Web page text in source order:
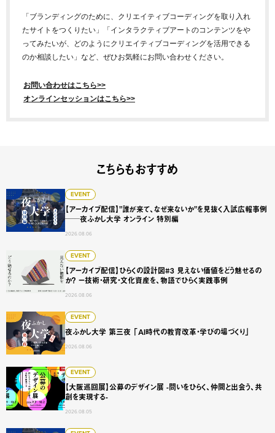
「ブランディングのために、クリエイティブコーディングを取り入れ
たサイトをつくりたい」「インタラクティブアートのコンテンツをや
ってみたいが、どのようにクリエイティブコーディングを活用できる
のか相談したい」など、ぜひお気軽にお問い合わせください。
お問い合わせはこちら>>
オンラインセッションはこちら>>
こちらもおすすめ
EVENT
【アーカイブ配信】"誰が来て、なぜ来ないか"を見抜く入試広報事例
──夜ふかし大学 オンライン 特別編
2026.08.06
【アーカイブ配信】"誰が来て、なぜ来ないか"を見抜く入
EVENT
【アーカイブ配信】ひらくの設計図#3 見えない価値をどう魅せるの
か？ ー技術・研究・文化資産を、物語でひらく実践事例
2026.08.06
【アーカイブ配信】ひらくの設計図#3 見えない価値をどう
EVENT
夜ふかし大学 第三夜 「AI時代の教育改革・学びの場づくり」
2026.08.06
夜ふかし大学 第三夜 「AI時代の教育改革・学びの場づくり」
EVENT
【大阪巡回展】公募のデザイン展 -問いをひらく、仲間と出会う、共
創を実現する-
2026.08.05
【大阪巡回展】公募のデザイン展 -問いをひらく、仲間と出